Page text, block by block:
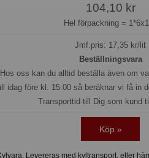
104,10 kr
Hel förpackning =
Jmf.pris: 17,35 kr/lit
Beställningsvara
Hos oss kan du alltid beställa även om
idag före kl. 15:00 så beräknar vi få in
Transporttid till Dig som kund
Köp »
Levereras med kyltransport, eller